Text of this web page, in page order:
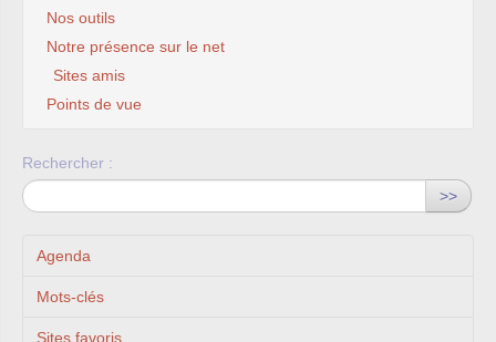
Nos outils
Notre présence sur le net
Sites amis
Points de vue
Rechercher :
>>
Agenda
Mots-clés
Sites favoris